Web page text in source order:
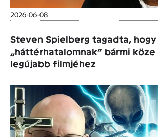
2026-06-08
Steven Spielberg tagadta, hogy
„háttérhatalomnak” bármi köze
legújabb filmjéhez